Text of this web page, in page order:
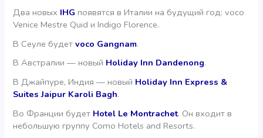
Два новых IHG появятся в Италии на будущий год: voco
Venice Mestre Quid и Indigo Florence.
В Сеуле будетvoco Gangnam.
В Австралии — новый Holiday Inn Dandenong.
В Джайпуре, Индия — новый Holiday Inn Express &
Suites Jaipur Karoli Bagh.
Во Франции будет Hotel Le Montrachet. Он входит в
небольшую группу Como Hotels and Resorts.